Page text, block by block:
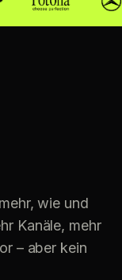
wie und
Kanäle, mehr
– aber kein